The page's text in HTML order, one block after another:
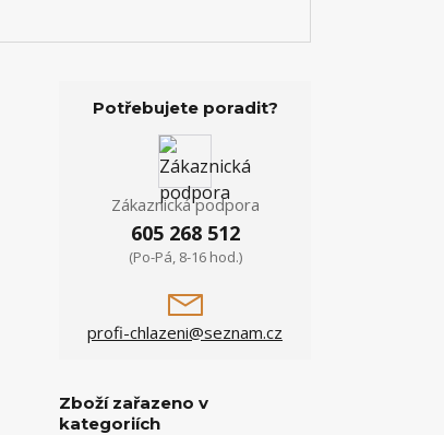
Potřebujete poradit?
Zákaznická podpora
605 268 512
(Po-Pá, 8-16 hod.)
profi-chlazeni@seznam.cz
Zboží zařazeno v
kategoriích